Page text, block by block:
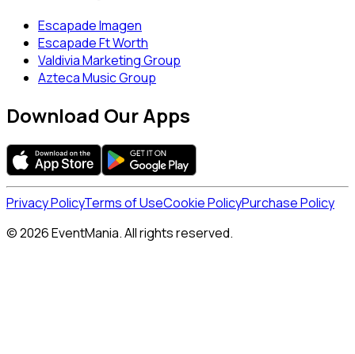
Escapade Imagen
Escapade Ft Worth
Valdivia Marketing Group
Azteca Music Group
Download Our Apps
Privacy PolicyTerms of UseCookie PolicyPurchase Policy
© 2026 EventMania. All rights reserved.